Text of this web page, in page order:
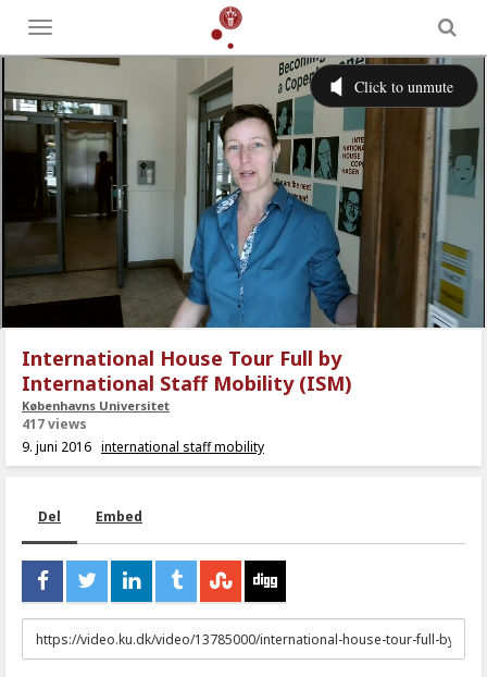
Toggle
menu
International House Tour Full by
International Staff Mobility (ISM)
Københavns Universitet
417 views
9. juni 2016 international staff mobility
Del Embed
URL
to